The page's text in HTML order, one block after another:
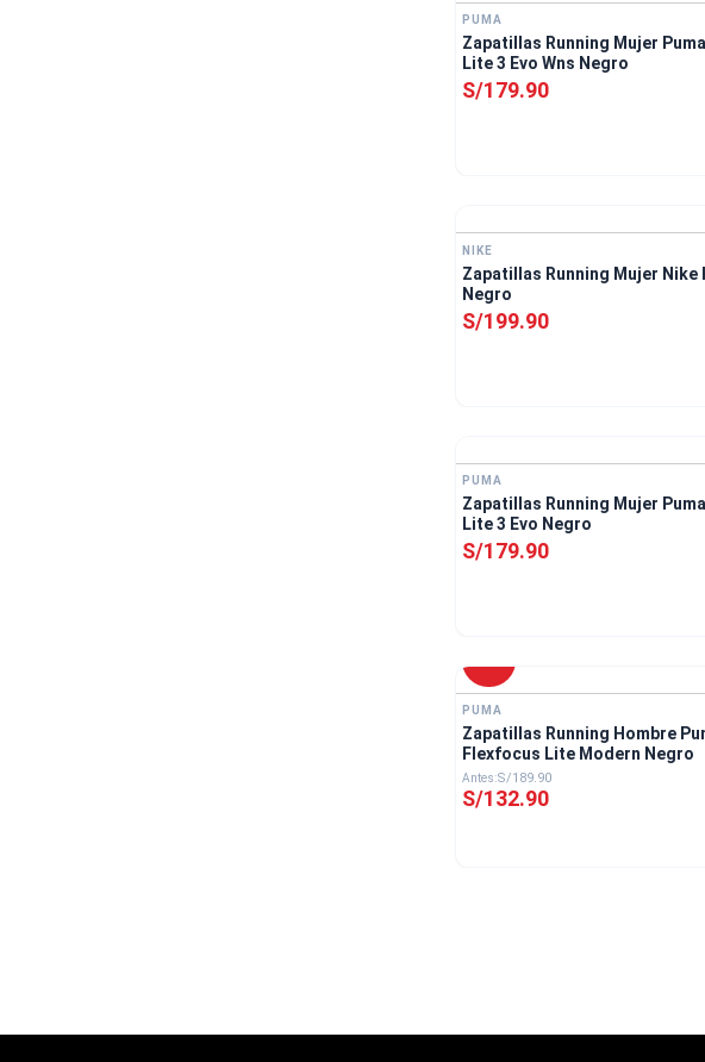
PUMA
Zapatillas Running Mujer
Lite 3 Evo Wns Negro
S/179.90
NIKE
Zapatillas Running Mujer Nike
Negro
S/199.90
PUMA
Zapatillas Running Mujer
Lite 3 Evo Negro
S/179.90
PUMA
Zapatillas Running Hombre
Flexfocus Lite Modern Negro
S/189.90
S/132.90